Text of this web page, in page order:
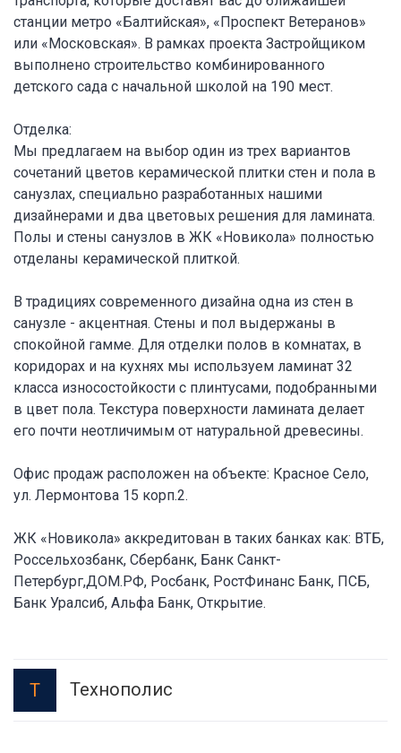
станции метро «Балтийская», «Проспект Ветеранов»
или «Московская». В рамках проекта Застройщиком
выполнено строительство комбинированного
детского сада с начальной школой на 190 мест.
Отделка:
Мы предлагаем на выбор один из трех вариантов
сочетаний цветов керамической плитки стен и пола в
санузлах, специально разработанных нашими
дизайнерами и два цветовых решения для ламината.
Полы и стены санузлов в ЖК «Новикола» полностью
отделаны керамической плиткой.
В традициях современного дизайна одна из стен в
санузле - акцентная. Стены и пол выдержаны в
спокойной гамме. Для отделки полов в комнатах, в
коридорах и на кухнях мы используем ламинат 32
класса износостойкости с плинтусами, подобранными
в цвет пола. Текстура поверхности ламината делает
его почти неотличимым от натуральной древесины.
Офис продаж расположен на объекте: Красное Село,
ул. Лермонтова 15 корп.2.
ЖК «Новикола» аккредитован в таких банках как: ВТБ,
Россельхозбанк, Сбербанк, Банк Санкт-
Петербург,ДОМ.РФ, Росбанк, РостФинанс Банк, ПСБ,
Банк Уралсиб, Альфа Банк, Открытие.
Т Технополис